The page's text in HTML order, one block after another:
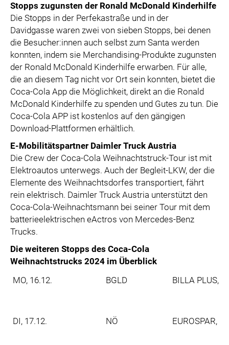
Stopps zugunsten der Ronald McDonald Kinderhilfe
Die Stopps in der Perfekastraße und in der
Davidgasse waren zwei von sieben Stopps, bei denen
die Besucher:innen auch selbst zum Santa werden
konnten, indem sie Merchandising-Produkte zugunsten
der Ronald McDonald Kinderhilfe erwarben. Für alle,
die an diesem Tag nicht vor Ort sein konnten, bietet die
Coca-Cola App die Möglichkeit, direkt an die Ronald
McDonald Kinderhilfe zu spenden und Gutes zu tun. Die
Coca-Cola APP ist kostenlos auf den gängigen
Download-Plattformen erhältlich.
E-Mobilitätspartner Daimler Truck Austria
Die Crew der Coca-Cola Weihnachtstruck-Tour ist mit
Elektroautos unterwegs. Auch der Begleit-LKW, der die
Elemente des Weihnachtsdorfes transportiert, fährt
rein elektrisch. Daimler Truck Austria unterstützt den
Coca-Cola-Weihnachtsmann bei seiner Tour mit dem
batterieelektrischen eActros von Mercedes-Benz
Trucks.
Die weiteren Stopps des Coca-Cola
Weihnachtstrucks 2024 im Überblick
MO, 16.12.
BGLD BILLA PLUS,
DI, 17.12. NÖ EUROSPAR,